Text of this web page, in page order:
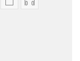
Skaitmeninių
Garso